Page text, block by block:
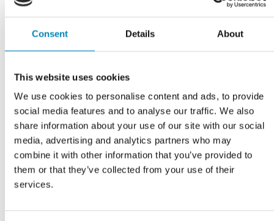
Consent Details About
This website uses cookies
We use cookies to personalise content and ads, to provide
social media features and to analyse our traffic. We also
share information about your use of our site with our social
media, advertising and analytics partners who may
combine it with other information that you’ve provided to
them or that they’ve collected from your use of their
services.
Bredde: 400 mm / 40,0 cm